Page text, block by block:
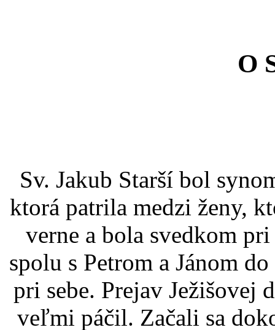
O
Sv. Jakub Starší bol
ktorá patrila medzi ženy,
verne a bola svedkom
spolu s Petrom a Jánom
pri sebe. Prejav Ježišovej
veľmi páčil. Začali sa